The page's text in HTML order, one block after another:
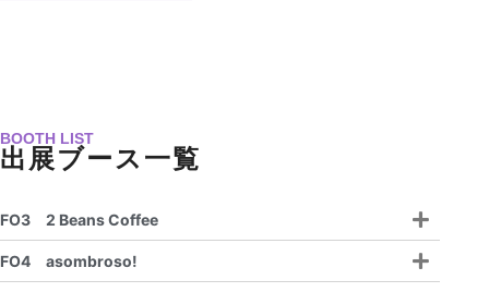
BOOTH LIST
出展ブース一覧
FO3 2 Beans Coffee
FO4 asombroso!